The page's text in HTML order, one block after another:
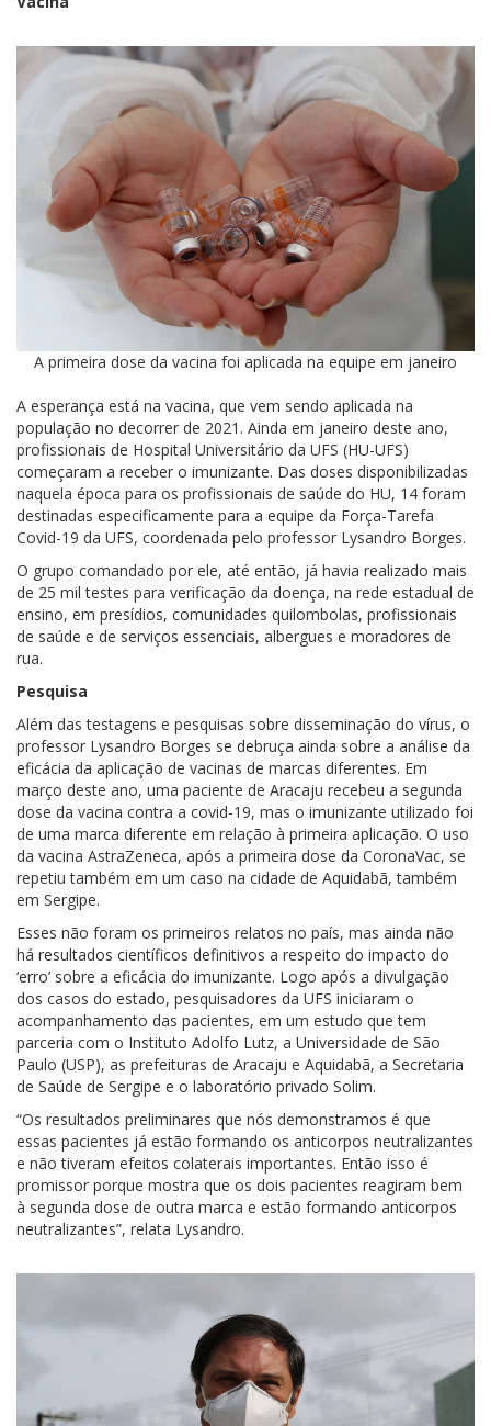
A primeira dose da vacina foi aplicada na equipe em janeiro
A esperança está na vacina, que vem sendo aplicada na
população no decorrer de 2021. Ainda em janeiro deste ano,
profissionais de Hospital Universitário da UFS (HU-UFS)
começaram a receber o imunizante. Das doses disponibilizadas
naquela época para os profissionais de saúde do HU, 14 foram
destinadas especificamente para a equipe da Força-Tarefa
Covid-19 da UFS, coordenada pelo professor Lysandro Borges.
O grupo comandado por ele, até então, já havia realizado mais
de 25 mil testes para verificação da doença, na rede estadual de
ensino, em presídios, comunidades quilombolas, profissionais
de saúde e de serviços essenciais, albergues e moradores de
rua.
Pesquisa
Além das testagens e pesquisas sobre disseminação do vírus, o
professor Lysandro Borges se debruça ainda sobre a análise da
eficácia da aplicação de vacinas de marcas diferentes. Em
março deste ano, uma paciente de Aracaju recebeu a segunda
dose da vacina contra a covid-19, mas o imunizante utilizado foi
de uma marca diferente em relação à primeira aplicação. O uso
da vacina AstraZeneca, após a primeira dose da CoronaVac, se
repetiu também em um caso na cidade de Aquidabã, também
em Sergipe.
Esses não foram os primeiros relatos no país, mas ainda não
há resultados científicos definitivos a respeito do impacto do
‘erro’ sobre a eficácia do imunizante. Logo após a divulgação
dos casos do estado, pesquisadores da UFS iniciaram o
acompanhamento das pacientes, em um estudo que tem
parceria com o Instituto Adolfo Lutz, a Universidade de São
Paulo (USP), as prefeituras de Aracaju e Aquidabã, a Secretaria
de Saúde de Sergipe e o laboratório privado Solim.
“Os resultados preliminares que nós demonstramos é que
essas pacientes já estão formando os anticorpos neutralizantes
e não tiveram efeitos colaterais importantes. Então isso é
promissor porque mostra que os dois pacientes reagiram bem
à segunda dose de outra marca e estão formando anticorpos
neutralizantes”, relata Lysandro.